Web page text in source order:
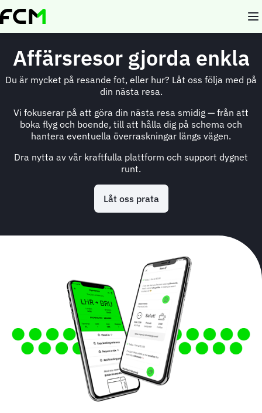
Skip
to
Affärsresor gjorda enkla
Du är mycket på resande fot, eller hur? Låt oss följa med på
din nästa resa.
Vi fokuserar på att göra din nästa resa smidig — från att
boka flyg och boende, till att hålla dig på schema och
hantera eventuella överraskningar längs vägen.
Dra nytta av vår kraftfulla plattform och support dygnet
runt.
Låt oss prata